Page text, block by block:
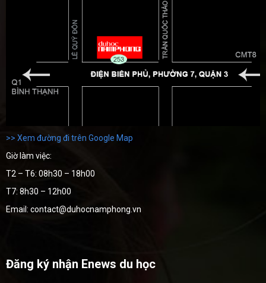
>> Xem đường đi trên Google Map
Giờ làm việc:
T2 – T6: 08h30 – 18h00
T7: 8h30 – 12h00
Email: contact@duhocnamphong.vn
Đăng ký nhận Enews du học